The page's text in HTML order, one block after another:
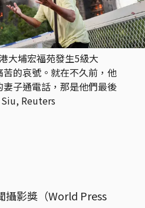
大埔宏福苑發生5級大
的哀號。就在不久前，他
子通電話，那是他們最後
Reuters
攝影獎（World Press